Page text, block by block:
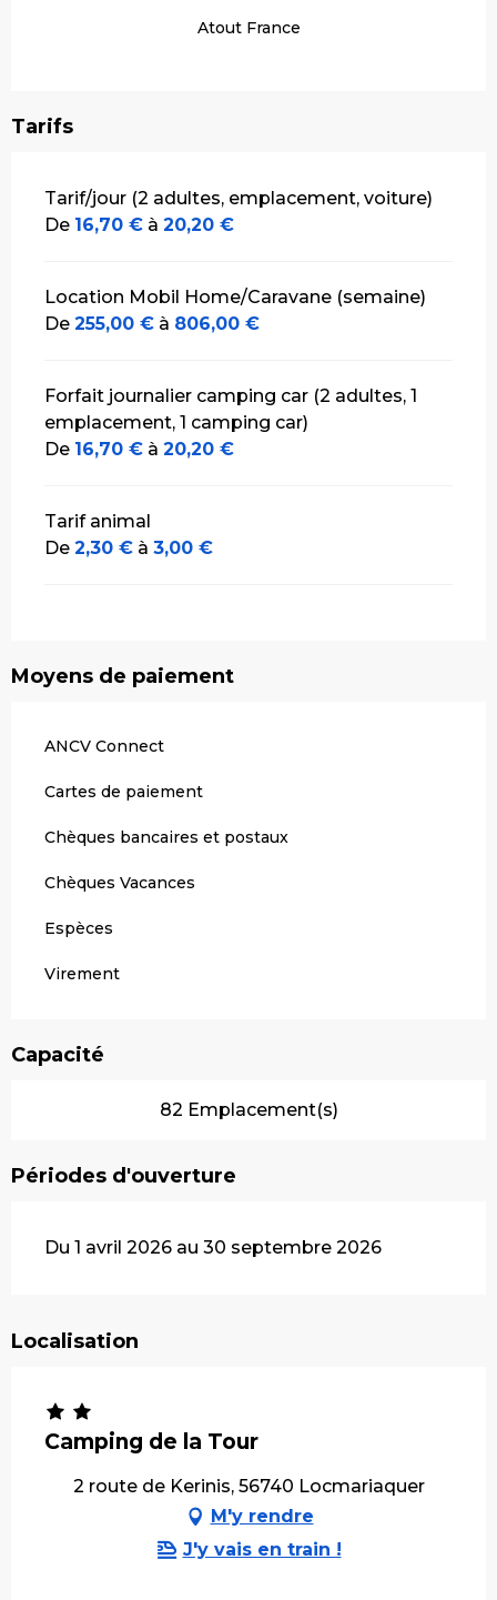
Atout France
Tarifs
Tarifs 2026
Tarif/jour (2 adultes, emplacement, voiture)
De 16,70 € à 20,20 €
Location Mobil Home/Caravane (semaine)
De 255,00 € à 806,00 €
Forfait journalier camping car (2 adultes, 1
emplacement, 1 camping car)
De 16,70 € à 20,20 €
Tarif animal
De 2,30 € à 3,00 €
Moyens de paiement
ANCV Connect
Cartes de paiement
Chèques bancaires et postaux
Chèques Vacances
Espèces
Virement
Capacité
82 Emplacement(s)
Périodes d'ouverture
Du 1 avril 2026 au 30 septembre 2026
Localisation
Camping de la Tour
2 route de Kerinis, 56740 Locmariaquer
M'y rendre
J'y vais en train !